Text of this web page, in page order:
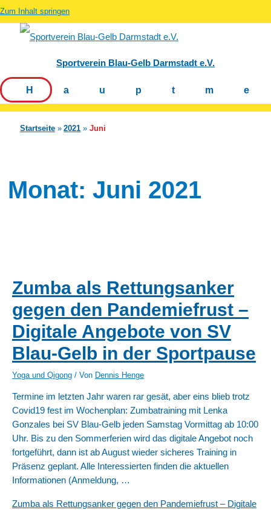
Zum Inhalt springen
Sportverein Blau-Gelb Darmstadt e.V.
Startseite 2021 Juni
Monat: Juni 2021
Zumba als Rettungsanker
gegen den Pandemiefrust –
Digitale Angebote von SV
Blau-Gelb in der Sportpause
Yoga und Qigong / Von Dennis Henge
Termine im letzten Jahr waren rar gesät, aber eins blieb trotz
Covid19 fest im Wochenplan: Zumbatraining mit Lenka
Gonzales bei SV Blau-Gelb jeden Samstag Vormittag ab 10:00
Uhr. Bis zu den Sommerferien wird das digitale Angebot noch
fortgeführt, dann ist ab August wieder sicheres Training in
Präsenz geplant. Alle Interessierten finden die aktuellen
Informationen (Anmeldung, …
Zumba als Rettungsanker gegen den Pandemiefrust – Digitale